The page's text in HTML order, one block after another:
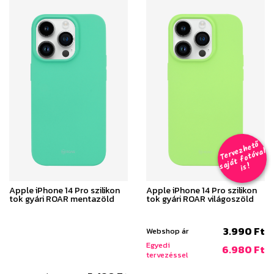
Apple iPhone 14 Pro szilikon
tok gyári ROAR mentazöld
T
er
v
e
z
h
e
t
ő
s
aj
á
t
f
o
t
ó
v
al
i
s
!
Apple iPhone 14 Pro szilikon
tok gyári ROAR világoszöld
Webshop ár 3.990 Ft
Egyedi
tervezéssel
6.980 Ft